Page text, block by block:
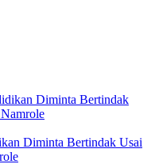
Diminta Bertindak Usai